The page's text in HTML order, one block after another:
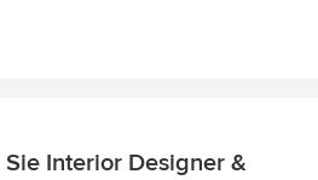
Interior Designer &